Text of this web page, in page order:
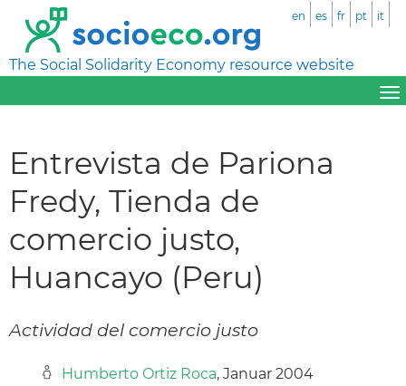
The Social Solidarity Economy resource website
en es fr pt it
Entrevista de Pariona
Fredy, Tienda de
comercio justo,
Huancayo (Peru)
Actividad del comercio justo
Humberto Ortiz Roca, Januar 2004